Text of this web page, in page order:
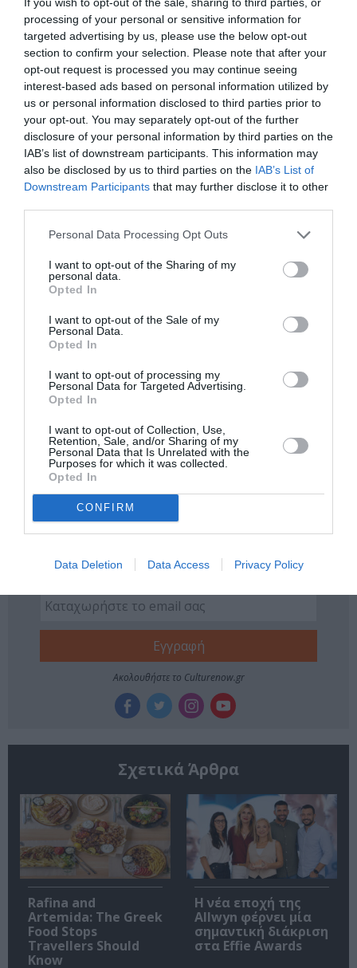
processing of your personal or sensitive information for
targeted advertising by us, please use the below opt-out
section to confirm your selection. Please note that after your
opt-out request is processed you may continue seeing
interest-based ads based on personal information utilized by
us or personal information disclosed to third parties prior to
your opt-out. You may separately opt-out of the further
disclosure of your personal information by third parties on the
IAB’s list of downstream participants. This information may
also be disclosed by us to third parties on the IAB’s List of
Downstream Participants that may further disclose it to other
Personal Data Processing Opt Outs
I want to opt-out of the Sharing of my
personal data.
Opted In
I want to opt-out of the Sale of my
Personal Data.
Opted In
I want to opt-out of processing my
Personal Data for Targeted Advertising.
Opted In
I want to opt-out of Collection, Use,
Retention, Sale, and/or Sharing of my
Personal Data that Is Unrelated with the
Purposes for which it was collected.
Opted In
CONFIRM
Data Deletion Data Access Privacy Policy
πλαισιο στο πλαισίου του προγράμματος
Εταιρικής της Υπευθυνότητας «EQUALL» και τον
πυλώνα της Νέας Γενιάς.
Ακολουθήστε το Culturenow.gr στο
μάθετε πρώτοι όλες τις ειδήσεις
Δείτε όλα τα
Πολιτισμό στοCulturenow.gr
Tags
ΕΛΛΗΝΙΚΕΣ ΤΑΙΝΙΕΣ
Newsletter
Κάθε βδομάδα στο e-mail σας τα τελευταία νέα για
την Τέχνη και τον Πολιτισμό!
Ακολουθήστε το Culturenow.gr
Σχετικά Άρθρα
Rafina and
Artemida: The Greek
Food Stops
Travellers Should
Know
Η νέα εποχή της
Allwyn φέρνει μία
σημαντική διάκριση
στα Effie Awards